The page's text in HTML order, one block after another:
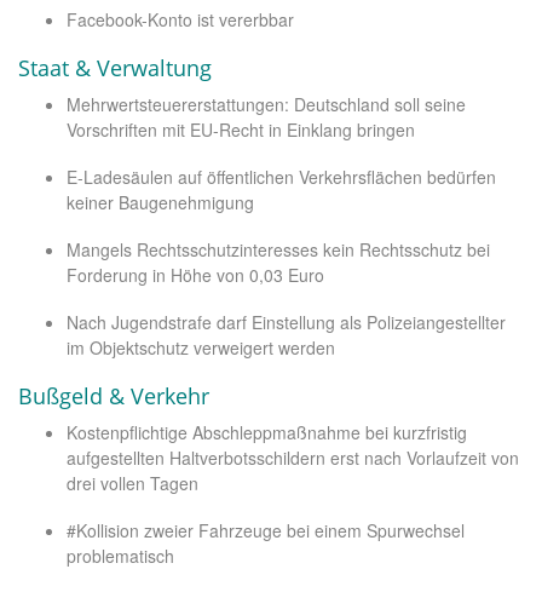
Facebook-Konto ist vererbbar
Staat & Verwaltung
Mehrwertsteuererstattungen: Deutschland soll seine
Vorschriften mit EU-Recht in Einklang bringen
E-Ladesäulen auf öffentlichen Verkehrsflächen bedürfen
keiner Baugenehmigung
Mangels Rechtsschutzinteresses kein Rechtsschutz bei
Forderung in Höhe von 0,03 Euro
Nach Jugendstrafe darf Einstellung als Polizeiangestellter
im Objektschutz verweigert werden
Bußgeld & Verkehr
Kostenpflichtige Abschleppmaßnahme bei kurzfristig
aufgestellten Haltverbotsschildern erst nach Vorlaufzeit von
drei vollen Tagen
#Kollision zweier Fahrzeuge bei einem Spurwechsel
problematisch